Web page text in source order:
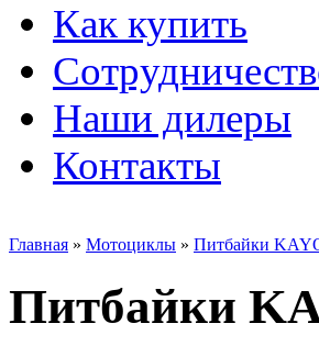
Как купить
Наши дилеры
Контакты
Главная » Мотоциклы » Питбайки
Питбайки